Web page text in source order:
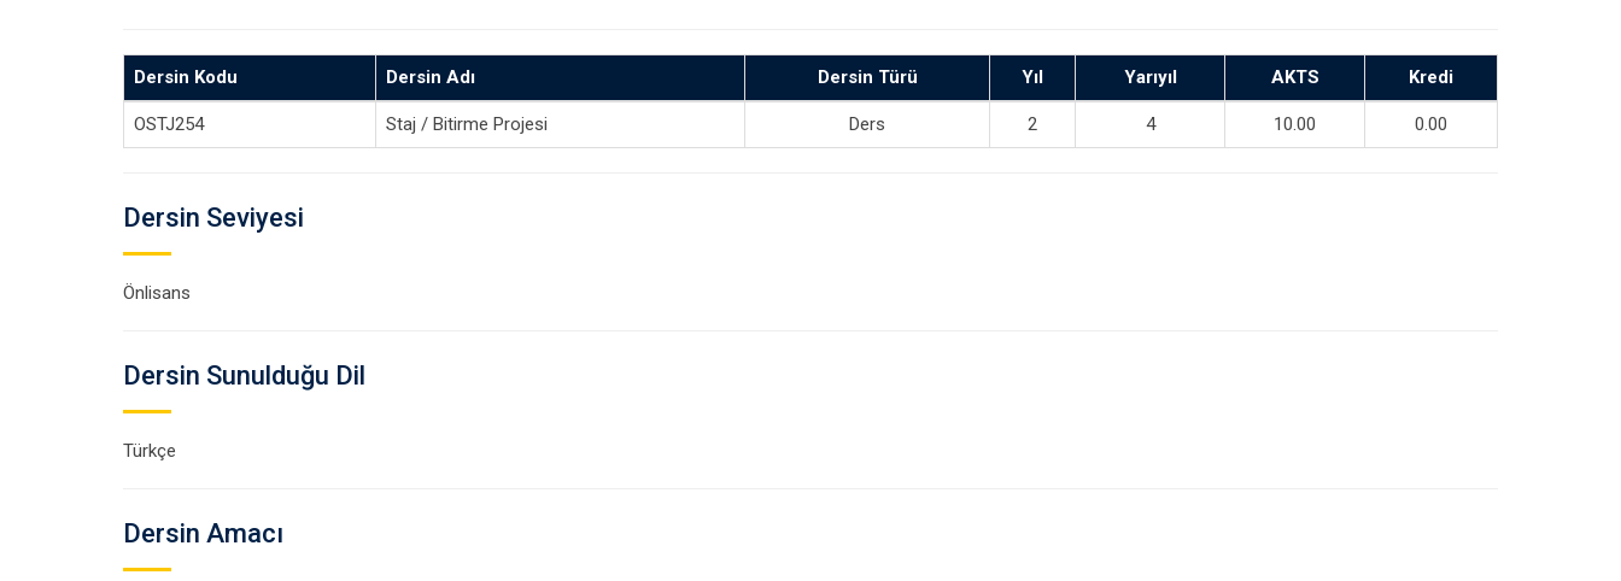
Dersin Kodu Dersin Adı Dersin Türü Yıl Yarıyıl AKTS Kredi
OSTJ254 Staj / Bitirme Projesi Ders 2 4 10.00 0.00
Dersin Seviyesi
Önlisans
Dersin Sunulduğu Dil
Türkçe
Dersin Amacı